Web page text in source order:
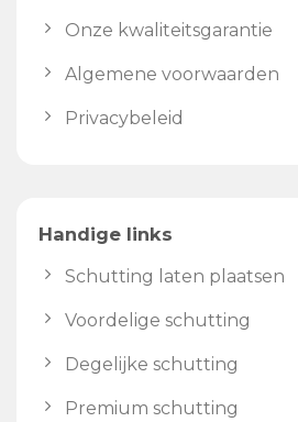
Onze kwaliteitsgarantie
Algemene voorwaarden
Privacybeleid
Handige links
Schutting laten plaatsen
Voordelige schutting
Degelijke schutting
Premium schutting